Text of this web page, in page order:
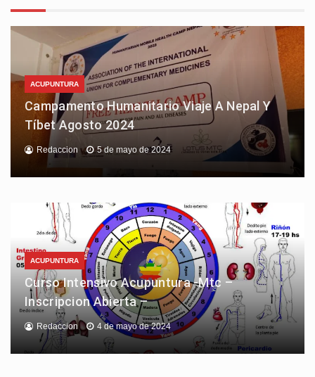
ACUPUNTURA
Campamento Humanitario Viaje A Nepal Y
Tíbet Agosto 2024
Redaccion 5 de mayo de 2024
ACUPUNTURA
Curso Intensivo Acupuntura -Mtc –
Inscripcion Abierta –
Redaccion 4 de mayo de 2024